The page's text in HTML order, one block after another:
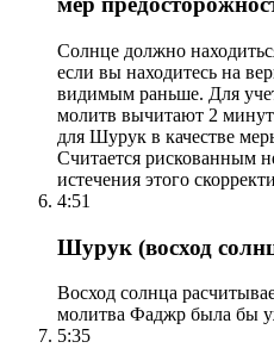
Солнце должно
если вы находитесь на
видимым раньше. Для
молитв вычитают 2
для Шурук в качестве
Считается рискованным
истечения этого
4:51
Шурук (восход
Восход солнца
молитва Фаджр была бы
5:35